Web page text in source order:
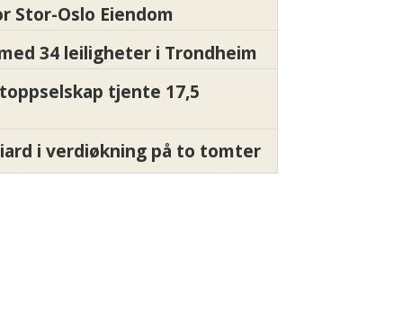
Stor-Oslo Eiendom
34 leiligheter i Trondheim
tjente 17,5
i verdiøkning på to tomter